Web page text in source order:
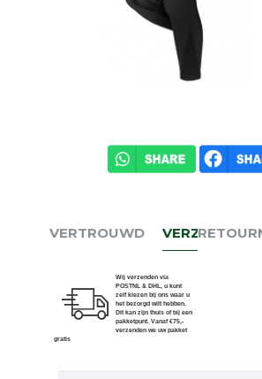
VERTROUWD VERZENDEN
Wij verzenden via
POSTNL & DHL, u kunt
zelf kiezen bij ons waar u
het bezorgd wilt hebben.
Dit kan zijn thuis of bij een
pakketpunt. Vanaf €75,-
verzenden we uw pakket
gratis